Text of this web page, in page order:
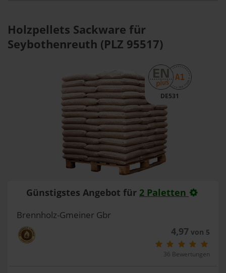
Holzpellets Sackware für
Seybothenreuth (PLZ 95517)
DE531
Günstigstes Angebot für 2 Paletten
Brennholz-Gmeiner Gbr
4,97von 5
36 Bewertungen